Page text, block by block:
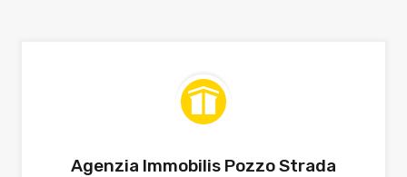
Agenzia Immobilis Pozzo Strada